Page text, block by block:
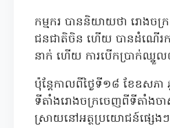
កម្មករ បាននិយាយថា រោងចក្
ជនជាតិចិន ហើយ បានដំណើរក
នាក់ ហើយ ការបើកប្រាក់ឈ្នួ
ប៉ុន្តែកាលពីថ្ងៃទី១៨ ខែឧសភ
ទីតាំងរោងចក្រចេញពីទីតាំងច
ស្រាយនៅអត្ថប្រយោជន៍ផ្សេងៗ